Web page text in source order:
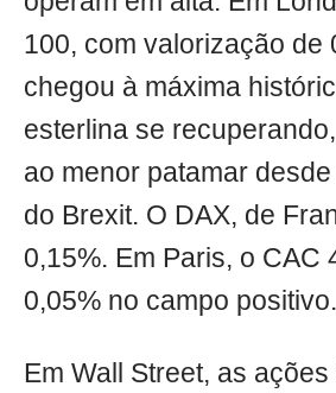
100, com valorização de
chegou à máxima
esterlina se
ao menor patamar
do Brexit. O DAX, de
0,15%. Em Paris, o CAC
0,05% no campo positivo.
Em Wall Street, as